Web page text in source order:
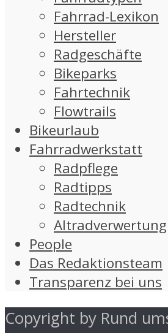
Fahrrad-Lexikon
Hersteller
Radgeschäfte
Bikeparks
Fahrtechnik
Flowtrails
Bikeurlaub
Fahrradwerkstatt
Radpflege
Radtipps
Radtechnik
Altradverwertung
People
Das Redaktionsteam
Transparenz bei uns
Copyright by Rund